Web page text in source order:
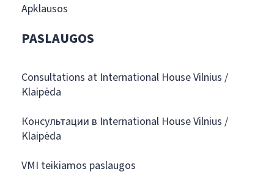
Apklausos
PASLAUGOS
Consultations at International House Vilnius /
Klaipėda
Консультации в International House Vilnius /
Klaipėda
VMI teikiamos paslaugos